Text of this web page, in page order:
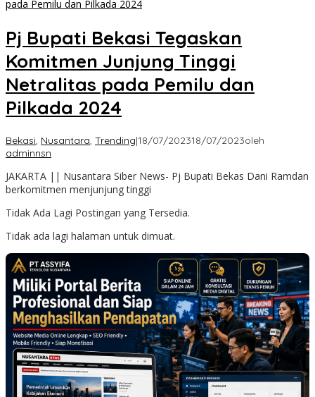
Pj Bupati Bekasi Tegaskan
Komitmen Junjung Tinggi
Netralitas pada Pemilu dan
Pilkada 2024
Bekasi, Nusantara, Trending|18/07/202318/07/2023oleh
adminnsn
JAKARTA || Nusantara Siber News- Pj Bupati Bekas Dani Ramdan
berkomitmen menjunjung tinggi
Tidak Ada Lagi Postingan yang Tersedia.
Tidak ada lagi halaman untuk dimuat.